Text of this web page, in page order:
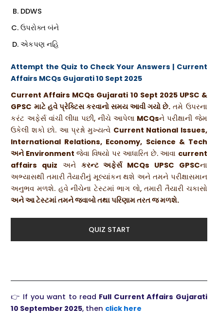
DDWS
ઉપરોક્ત બંને
એકપણ નહિ
Attempt the Quiz to Check Your Answers | Current
Affairs MCQs Gujarati 10 Sept 2025
Current Affairs MCQs Gujarati 10 Sept 2025 UPSC &
GPSC માટે હવે પ્રેક્ટિસ કરવાનો સમય આવી ગયો છે. તમે ઉપરના
કરંટ અફેર્સ વાંચી લીધા પછી, નીચે આપેલા MCQsને પરીક્ષાની જેમ
ઉકેલી શકો છો. આ પ્રશ્નો મુખ્યત્વે Current National Issues,
International Relations, Economy, Science & Tech
અને Environment જેવા વિષયો પર આધારિત છે. આવા current
affairs quiz અને કરન્ટ અફેર્સ MCQs UPSC GPSCના
અભ્યાસથી તમારી તૈયારીનું મૂલ્યાંકન થશે અને તમને પરીક્ષાસમાન
અનુભવ મળશે. હવે નીચેના ટેસ્ટમાં ભાગ લો, તમારી તૈયારી ચકાસો
અને આ ટેસ્ટમાં તમને જવાબો તથા પરિણામ તરત જ મળશે.
QUIZ START
👉 If you want to read Full Current Affairs Gujarati
10 September 2025, then click here